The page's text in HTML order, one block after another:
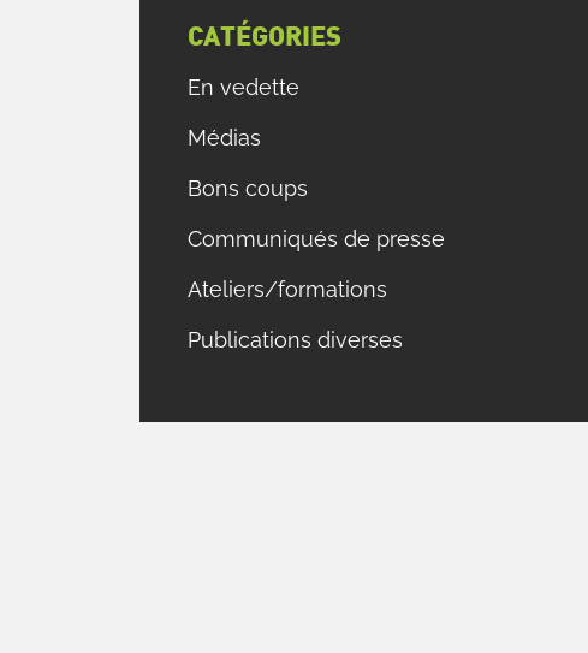
CATÉGORIES
En vedette
Médias
Bons coups
Communiqués de presse
Ateliers/formations
Publications diverses